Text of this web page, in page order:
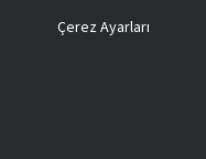
Çerez Ayarları